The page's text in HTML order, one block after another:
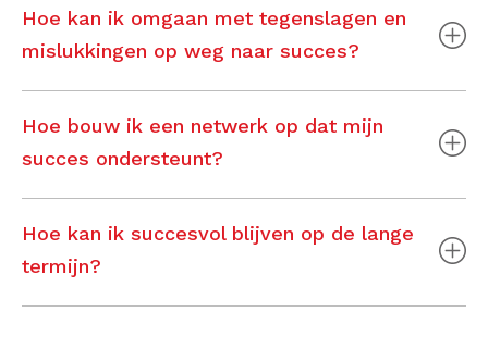
Hoe kan ik omgaan met tegenslagen en
mislukkingen op weg naar succes?
Hoe bouw ik een netwerk op dat mijn
succes ondersteunt?
Hoe kan ik succesvol blijven op de lange
termijn?